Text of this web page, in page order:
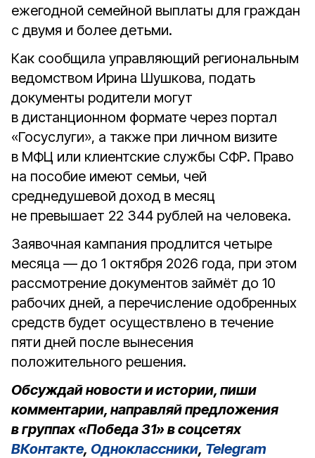
ежегодной семейной выплаты для граждан
с двумя и более детьми.
Как сообщила управляющий региональным
ведомством Ирина Шушкова, подать
документы родители могут
в дистанционном формате через портал
«Госуслуги», а также при личном визите
в МФЦ или клиентские службы СФР. Право
на пособие имеют семьи, чей
среднедушевой доход в месяц
не превышает 22 344 рублей на человека.
Заявочная кампания продлится четыре
месяца — до 1 октября 2026 года, при этом
рассмотрение документов займёт до 10
рабочих дней, а перечисление одобренных
средств будет осуществлено в течение
пяти дней после вынесения
положительного решения.
Обсуждай новости и истории, пиши
комментарии, направляй предложения
в группах «Победа 31» в соцсетях
ВКонтакте, Одноклассники, Telegram